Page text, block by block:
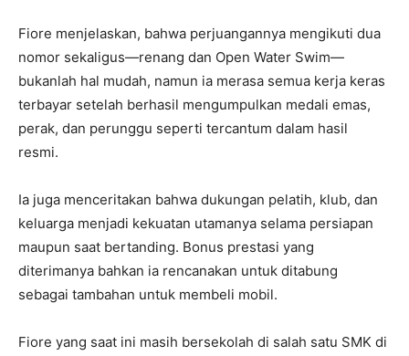
Fiore menjelaskan, bahwa perjuangannya mengikuti dua
nomor sekaligus—renang dan Open Water Swim—
bukanlah hal mudah, namun ia merasa semua kerja keras
terbayar setelah berhasil mengumpulkan medali emas,
perak, dan perunggu seperti tercantum dalam hasil
resmi.
Ia juga menceritakan bahwa dukungan pelatih, klub, dan
keluarga menjadi kekuatan utamanya selama persiapan
maupun saat bertanding. Bonus prestasi yang
diterimanya bahkan ia rencanakan untuk ditabung
sebagai tambahan untuk membeli mobil.
Fiore yang saat ini masih bersekolah di salah satu SMK di